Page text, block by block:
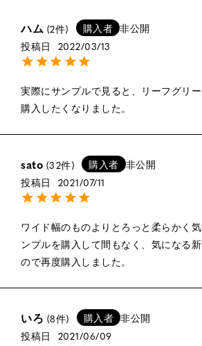
ハム 2 購入者 非公開
投稿日
2022/03/13
実際にサンプルで見ると、リーフグリー
購入したくなりました。
sato 32 購入者 非公開
投稿日
2021/07/11
ワイド幅のものよりとろっと柔らかく
ンプルを購入して間もなく、気になる
ので再度購入しました。
いろ 8 購入者 非公開
投稿日
2021/06/09